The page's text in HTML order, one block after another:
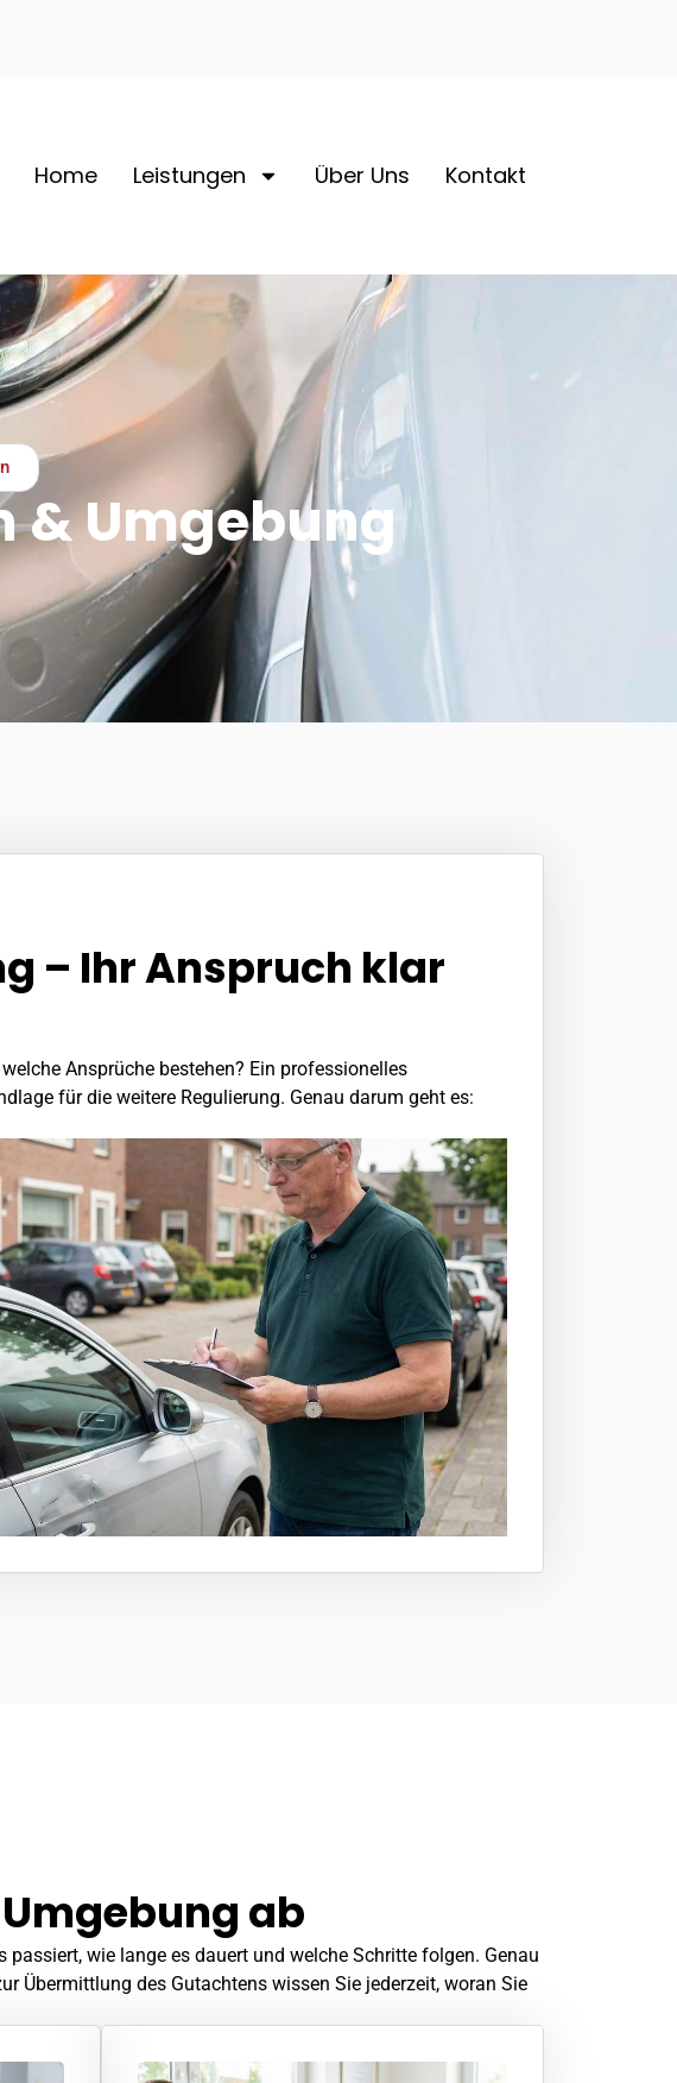
Home Leistungen Über Uns Kontakt
& Umgebung
– Ihr Anspruch klar
Ansprüche bestehen? Ein professionelles
für die weitere Regulierung. Genau darum geht es:
ab
wie lange es dauert und welche Schritte folgen. Genau
Übermittlung des Gutachtens wissen Sie jederzeit, woran Sie